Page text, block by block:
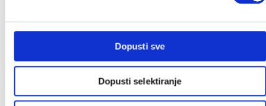
Dopusti sve
Dopusti selektiranje
Dodaci za autosjedalice
Dječji krevetići
Tješilice